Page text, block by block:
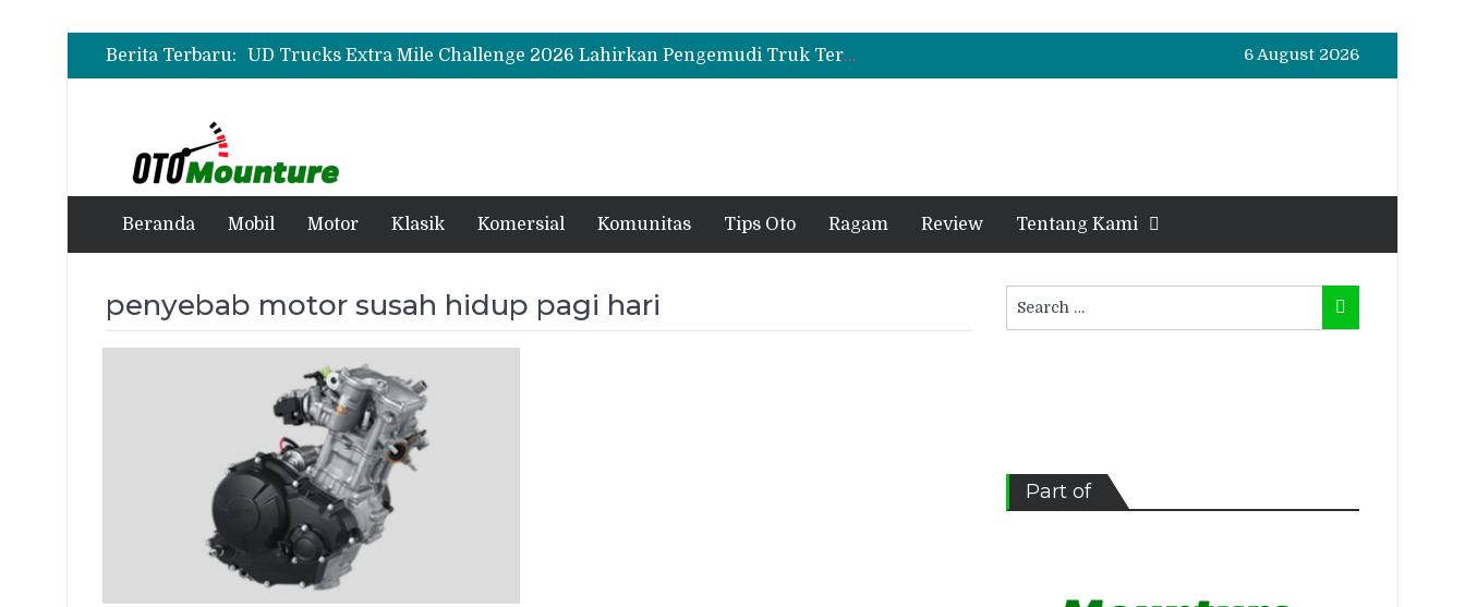
Berita Terbaru:
Hino Tingkatkan Keamanan Kendaraan Niaga dengan Standarisasi Karoseri
UD Trucks Extra Mile Challenge 2026 Lahirkan Pengemudi Truk Terbaik, Crisanto Melaju ke Jepang
Biaya Operasional Geely Starray EM-i Mulai Rp514 Ribu per Bulan, Jarak Tempuh Tembus 1.000 Km
6 August 2026
Beranda Mobil Motor Klasik Komersial Komunitas Tips Oto Ragam Review Tentang Kami
penyebab motor susah hidup pagi hari
for:
Search
Part of